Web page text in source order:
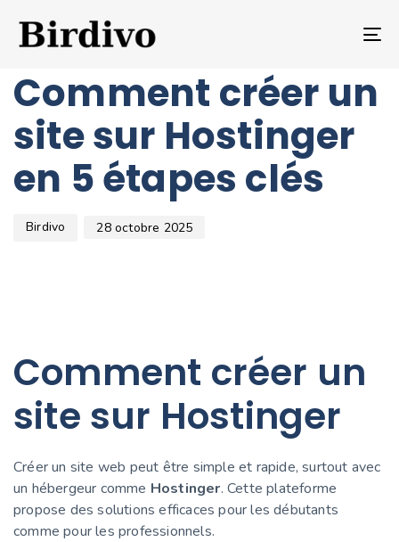
HEBERGEUR
Comment créer un
site sur Hostinger
en 5 étapes clés
Birdivo 28 octobre 2025
Comment créer un
site sur Hostinger
Créer un site web peut être simple et rapide, surtout avec
un hébergeur comme Hostinger. Cette plateforme
propose des solutions efficaces pour les débutants
comme pour les professionnels.